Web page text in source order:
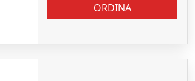
ORDINA